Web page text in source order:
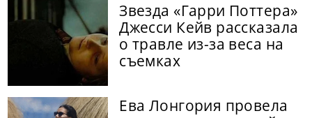
Звезда «Гарри Поттера»
Джесси Кейв рассказала
о травле из-за веса на
съемках
Ева Лонгория провела